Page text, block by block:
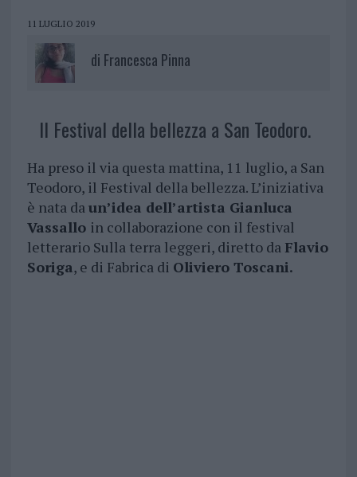
11 LUGLIO 2019
di Francesca Pinna
Il Festival della bellezza a San Teodoro.
Ha preso il via questa mattina, 11 luglio, a San
Teodoro, il Festival della bellezza. L’iniziativa
è nata daun’idea dell’artista Gianluca
Vassallo in collaborazione con il festival
letterario Sulla terra leggeri, diretto da Flavio
Soriga, e di Fabrica di Oliviero Toscani.